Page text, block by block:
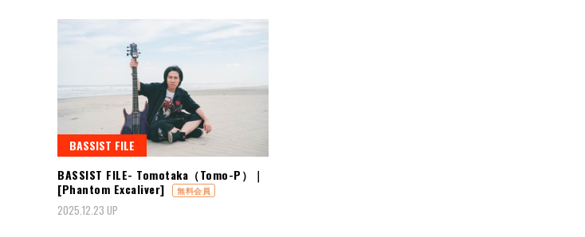
BASSIST FILE
BASSIST FILE- Tomotaka（Tomo-P）｜
[Phantom Excaliver]
無料会員
2025.12.23 UP